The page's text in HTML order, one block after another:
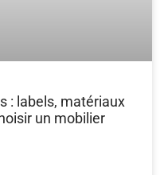
: labels, matériaux
un mobilier